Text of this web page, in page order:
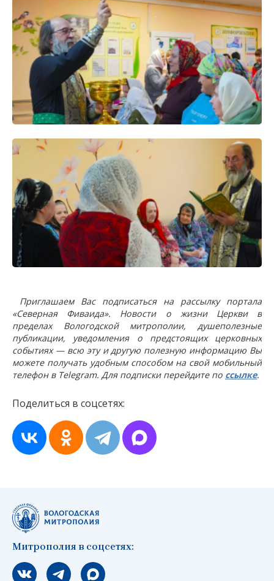
Приглашаем Вас подписаться на рассылку портала
«Северная Фиваида». Новости о жизни Церкви в
пределах Вологодской митрополии, душеполезные
публикации, уведомления о предстоящих церковных
событиях — всю эту и другую полезную информацию Вы
можете получать удобным способом на свой мобильный
телефон в Telegram. Для подписки перейдите по ссылке.
Поделиться в соцсетях:
Митрополия в соцсетях:
Мы вконтакте
Мы в telegram
Мы в Макс